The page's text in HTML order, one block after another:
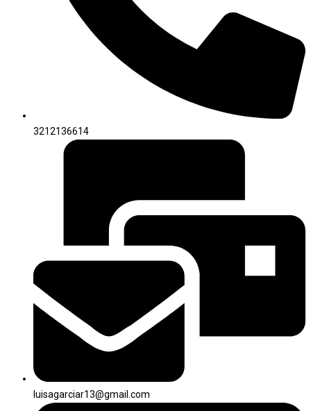
3212136614
luisagarciar13@gmail.com